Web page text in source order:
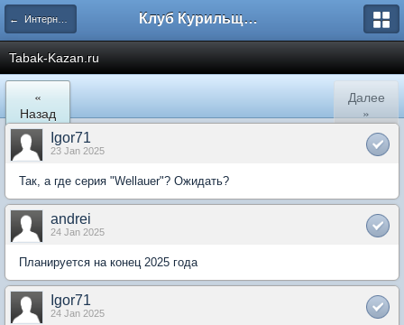
← Интернет Магазины Клуб Курильщиков Трубки
Tabak-Kazan.ru
«
Назад
Далее
»
Igor71
23 Jan 2025
Так, а где серия "Wellauer"? Ожидать?
andrei
24 Jan 2025
Планируется на конец 2025 года
Igor71
24 Jan 2025